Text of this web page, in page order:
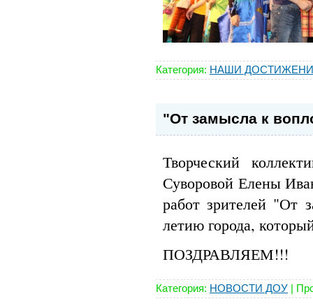
Категория: НАШИ
"От замысла к
Творческий
Суворовой Елены
работ зрителей "От
летию города,
ПОЗДРАВЛЯЕМ!!!
Категория: НОВОСТИ ДОУ |